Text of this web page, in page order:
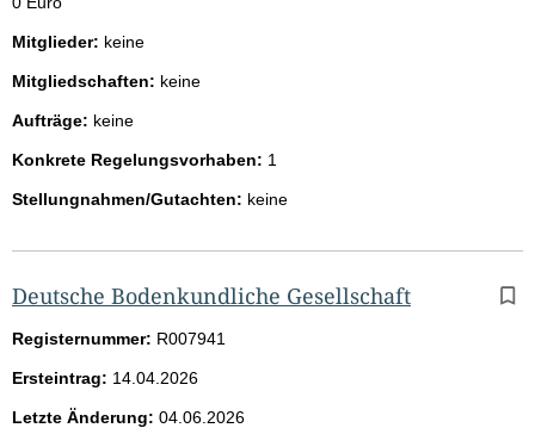
Mitglieder: keine
Mitgliedschaften: keine
Aufträge: keine
Konkrete Regelungsvorhaben: 1
Stellungnahmen/Gutachten: keine
Deutsche Bodenkundliche Gesellschaft
Registernummer: R007941
Ersteintrag: 14.04.2026
Letzte Änderung: 04.06.2026